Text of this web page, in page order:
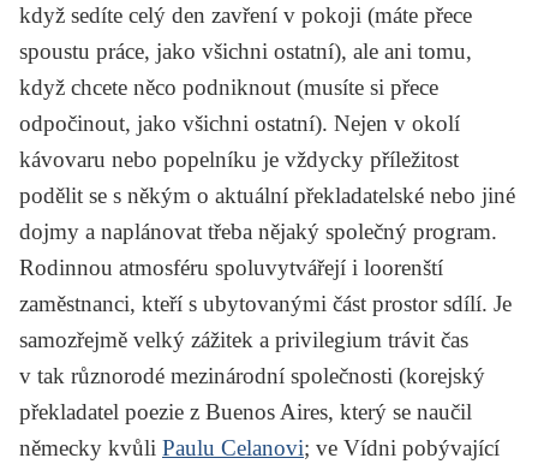
když sedíte celý den zavření v pokoji (máte přece
spoustu práce, jako všichni ostatní), ale ani tomu,
když chcete něco podniknout (musíte si přece
odpočinout, jako všichni ostatní). Nejen v okolí
kávovaru nebo popelníku je vždycky příležitost
podělit se s někým o aktuální překladatelské nebo jiné
dojmy a naplánovat třeba nějaký společný program.
Rodinnou atmosféru spoluvytvářejí i loorenští
zaměstnanci, kteří s ubytovanými část prostor sdílí. Je
samozřejmě velký zážitek a privilegium trávit čas
v tak různorodé mezinárodní společnosti (korejský
překladatel poezie z Buenos Aires, který se naučil
německy kvůli Paulu Celanovi; ve Vídni pobývající